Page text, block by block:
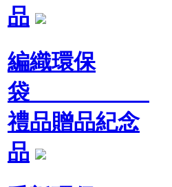
品
編織環保
袋
禮品贈品紀念
品